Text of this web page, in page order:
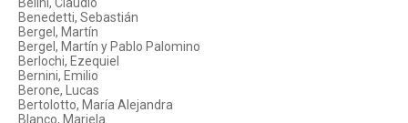
Benedetti, Sebastián
Bergel, Martín
Bergel, Martín y Pablo Palomino
Berlochi, Ezequiel
Bernini, Emilio
Berone, Lucas
Bertolotto, María Alejandra
Blanco, Mariela